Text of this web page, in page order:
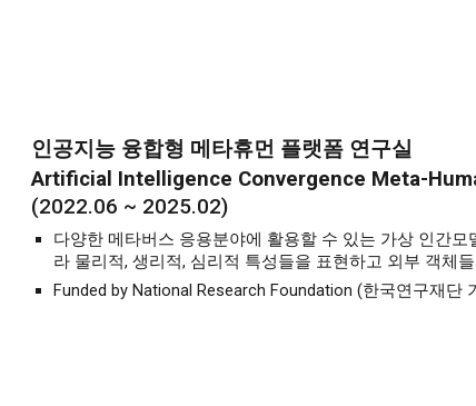
인공지능 융합형 메타휴먼 플랫폼 연구실
Artificial Intelligence Convergence Meta-
(2022.06 ~ 2025.02)
다양한 메타버스 응용분야에 활용할 수 있는 가상 인간
라 물리적, 생리적, 심리적 특성들을 표현하고 외부 객체
Funded by National Research Foundation (한국연구재단